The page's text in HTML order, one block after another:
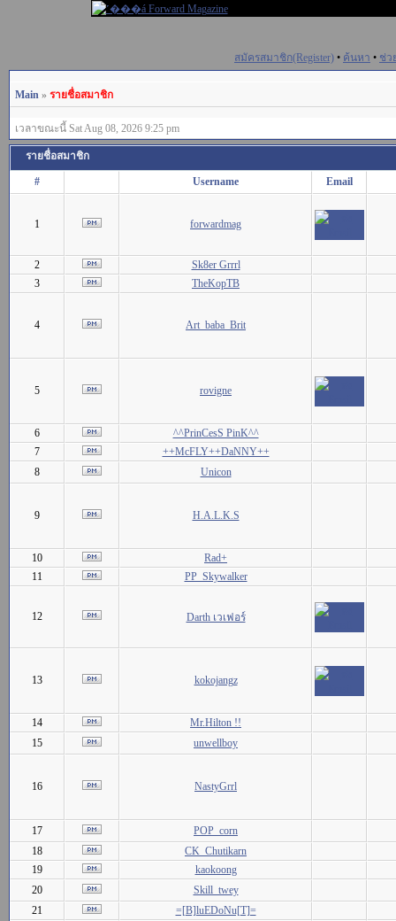
สมัครสมาชิก(Register) • ค้นหา • ช่ว
Main » รายชื่อสมาชิก
เวลาขณะนี้ Sat Aug 08, 2026 9:25 pm
รายชื่อสมาชิก
# Username Email
1 forwardmag
2
Sk8er Grrrl
3
TheKopTB
4 Art_baba_Brit
5 rovigne
6
^^PrinCesS PinK^^
7
++McFLY++DaNNY++
8
Unicon
9 H.A.L.K.S
10
Rad+
11
PP_Skywalker
12 Darth เวเฟอร์
13 kokojangz
14
Mr.Hilton !!
15
unwellboy
16 NastyGrrl
17
POP_corn
18
CK_Chutikarn
19
kaokoong
20
Skill_twey
21
=[B]luEDoNu[T]=